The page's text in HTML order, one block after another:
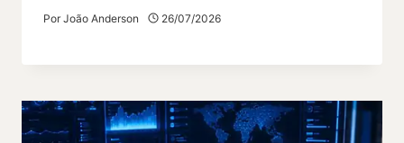
Por João Anderson 26/07/2026